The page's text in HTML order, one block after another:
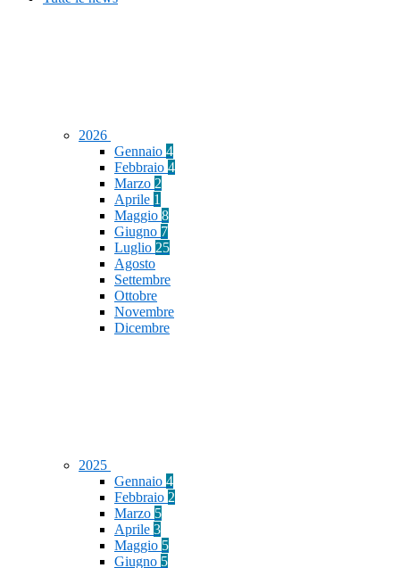
2026
Gennaio 4
Febbraio 4
Marzo 2
Aprile 1
Maggio 8
Giugno 7
Luglio 25
Agosto
Settembre
Ottobre
Novembre
Dicembre
2025
Gennaio 4
Febbraio 2
Marzo 5
Aprile 3
Maggio 5
Giugno 5